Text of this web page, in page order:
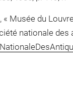
Musée du
nationale